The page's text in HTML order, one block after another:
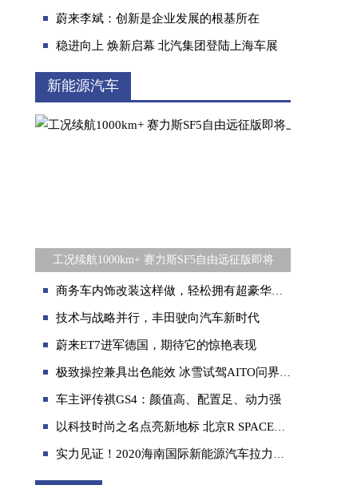
蔚来李斌：创新是企业发展的根基所在
稳进向上 焕新启幕 北汽集团登陆上海车展
新能源汽车
工况续航1000km+ 赛力斯SF5自由远征版即将
商务车内饰改装这样做，轻松拥有超豪华汽车内饰品质
技术与战略并行，丰田驶向汽车新时代
蔚来ET7进军德国，期待它的惊艳表现
极致操控兼具出色能效 冰雪试驾AITO问界M5
车主评传祺GS4：颜值高、配置足、动力强
以科技时尚之名点亮新地标 北京R SPACE闪耀国贸CBD
实力见证！2020海南国际新能源汽车拉力赛大蚂蚁一展雄风